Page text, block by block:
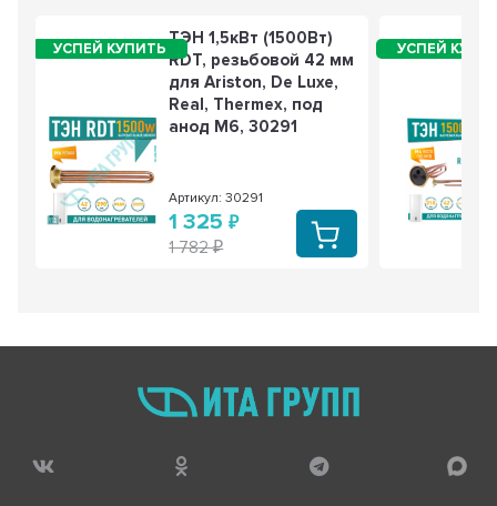
900 РУБ
669 РУБ
3 из 5
Термостат стержневой для водонагревателя
Thermex, Ariston 20A до 73°С, 181509
Термостат стержневой для водонагревателя
ТЭН 1,5кВт (1500Вт)
RDT, резьбовой 42 мм
для Ariston, De Luxe,
Real, Thermex, под
анод М6, 30291
Артикул: 30291
1 325
1 782